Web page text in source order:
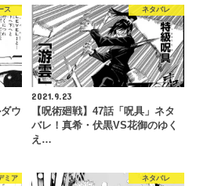
ス
ウ
ネタバレ
2021.9.23
【呪術廻戦】47話「呪具」ネタ
バレ！真希・伏黒VS花御のゆく
え…
ミア ネタバレ